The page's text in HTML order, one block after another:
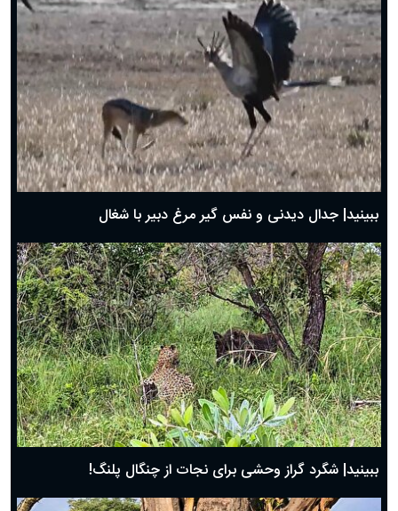
دعای روز ششم ماه رمضان؛ ۵ اسفند ۱۴۰۴
دعای روز پنجم ماه رمضان؛ ۴ اسفند ۱۴۰۴
دعای روز چهارم ماه مبارک رمضان؛ ۳ اسفند ۱۴۰۴
دعای روز سوم ماه مبارک رمضان؛ ۱۴ اسفند ۱۴۰۴
دعای روز دوم ماه مبارک رمضان ۱ اسفند ماه ۱۴۰۴
دعای روز اول ماه مبارک رمضان، ۳۰ بهمن ۱۴۰۴
حضرت زینب(س) چگونه از دنیا رفت؟
بهترین پیامک تبریک روز پدر ۱۴۰۴؛ جملات زیبا و صمیمانه
ببینید| جدال دیدنی و نفس گیر مرغ دبیر با شغال
ببینید| شگرد گراز وحشی برای نجات از چنگال پلنگ!